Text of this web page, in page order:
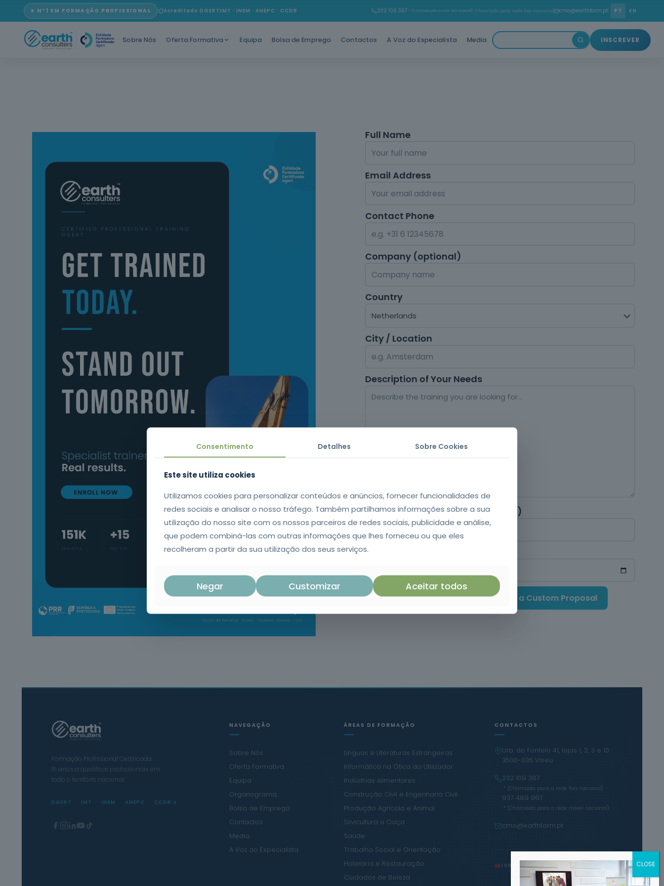
★ Nº1 EM FORMAÇÃO PROFISSIONAL Acreditado DGERT IMT · INEM · ANEPC · CCDR 232 109 367 * (Chamada para a rede fixa nacional) · Chamada para rede fixa nacional cmo@earthform.pt PT EN
Sobre Nós Oferta Formativa Equipa Bolsa de Emprego Contactos A Voz do Especialista Media INSCREVER
Full Name
Email Address
Contact Phone
Company (optional)
Country
City / Location
Description of Your Needs
Number of Participants (optional)
Preferred Date
Formação Profissional Certificada.
15 anos a qualificar profissionais em
todo o território nacional.
DGERT IMT INEM ANEPC CCDR's
NAVEGAÇÃO
Sobre Nós
Oferta Formativa
Equipa
Organograma
Bolsa de Emprego
Contactos
Media
A Voz do Especialista
ÁREAS DE FORMAÇÃO
Línguas e Literaturas Estrangeiras
Informática na Ótica do Utilizador
Indústrias Alimentares
Construção Civil e Engenharia Civil
Produção Agrícola e Animal
Silvicultura e Caça
Saúde
Trabalho Social e Orientação
Hotelaria e Restauração
Cuidados de Beleza
CONTACTOS
Urb. do Fontelo 41, lojas 1, 2, 3 e 10
3500-035 Viseu
232 109 367
* (Chamada para a rede fixa nacional)
937 489 967
* (Chamada para a rede móvel nacional)
cmo@earthform.pt
LIVRO DE RECLAMAÇÕES
Consentimento Detalhes Sobre Cookies
Este site utiliza cookies
Utilizamos cookies para personalizar conteúdos e anúncios, fornecer funcionalidades de
redes sociais e analisar o nosso tráfego. Também partilhamos informações sobre a sua
utilização do nosso site com os nossos parceiros de redes sociais, publicidade e análise,
que podem combiná-las com outras informações que lhes forneceu ou que eles
recolheram a partir da sua utilização dos seus serviços.
Negar Customizar Aceitar todos